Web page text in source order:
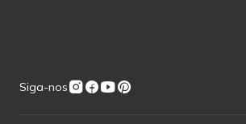
Siga-nos